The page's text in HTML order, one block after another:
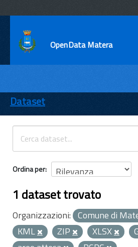
OpenData Matera
ENTI
TEMI
INFORMAZIONI
Dataset
Ordina per
1 dataset trovato
Organizzazioni: Comune di
KML
ZIP XLSX